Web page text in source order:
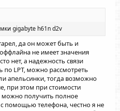
gigabyte h61n d2v
да он может быть и
не имеет значения
нет, а надежность связи
LPT, можно рассмотреть
апельсинки, тогда возможно
при этом при стоимости
получить полное
помощью телефона, честно я не